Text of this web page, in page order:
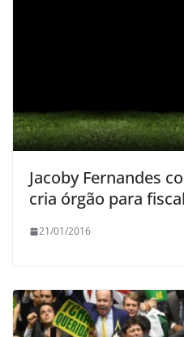
Jacoby Fernandes
cria órgão para
21/01/2016